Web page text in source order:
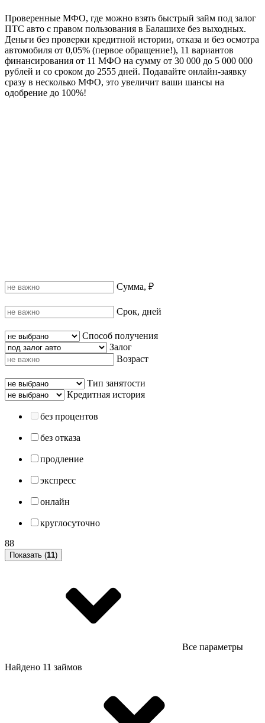
Проверенные МФО, где можно взять быстрый займ под залог
ПТС авто с правом пользования в Балашихе без выходных.
Деньги без проверки кредитной истории, отказа и без осмотра
автомобиля от 0,05% (первое обращение!), 11 вариантов
финансирования от 11 МФО на сумму от 30 000 до 5 000 000
рублей и со сроком до 2555 дней. Подавайте онлайн-заявку
сразу в несколько МФО, это увеличит ваши шансы на
одобрение до 100%!
Сумма, ₽
Срок, дней
Способ получения
Залог
Возраст
Тип занятости
Кредитная история
без процентов
без отказа
продление
экспресс
онлайн
круглосуточно
88
Показать (11)
Все параметры
Найдено 11 займов